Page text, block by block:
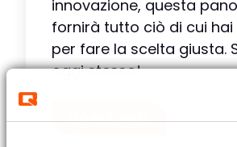
innovazione, questa
fornirà tutto ciò di cui
per fare la scelta giusta.
oggi stesso!
Downloads